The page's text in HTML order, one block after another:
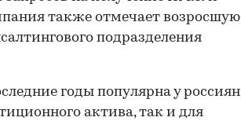
также отмечает возросшую
подразделения
годы популярна у россиян
актива, так и для